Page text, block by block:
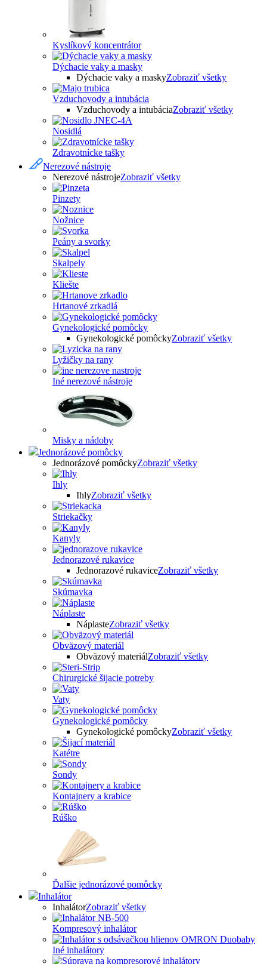
Kyslíkový koncentrátor
Dýchacie vaky a masky
Dýchacie vaky a maskyZobraziť všetky
Vzduchovody a intubácia
Vzduchovody a intubáciaZobraziť všetky
Nosidlá
Zdravotnícke tašky
Nerezové nástroje
Nerezové nástrojeZobraziť všetky
Pinzety
Nožnice
Peány a svorky
Skalpely
Kliešte
Hrtanové zrkadlá
Gynekologické pomôcky
Gynekologické pomôckyZobraziť všetky
Lyžičky na rany
Iné nerezové nástroje
Misky a nádoby
Jednorázové pomôcky
Jednorázové pomôckyZobraziť všetky
Ihly
IhlyZobraziť všetky
Striekačky
Kanyly
Jednorazové rukavice
Jednorazové rukaviceZobraziť všetky
Skúmavka
Náplaste
NáplasteZobraziť všetky
Obväzový materiál
Obväzový materiálZobraziť všetky
Chirurgické šijacie potreby
Vaty
Gynekologické pomôcky
Gynekologické pomôckyZobraziť všetky
Katétre
Sondy
Kontajnery a krabice
Rúško
Ďalšie jednorázové pomôcky
Inhalátor
InhalátorZobraziť všetky
Kompresový inhalátor
Iné inhalátory